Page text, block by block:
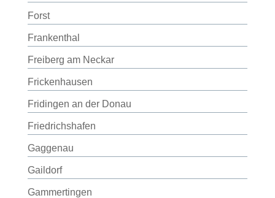
Forst
Frankenthal
Freiberg am Neckar
Frickenhausen
Fridingen an der Donau
Friedrichshafen
Gaggenau
Gaildorf
Gammertingen